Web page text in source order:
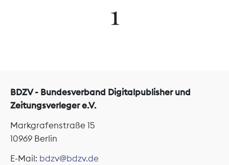
1
BDZV - Bundesverband Digitalpublisher und
Zeitungsverleger e.V.
Markgrafenstraße 15
10969 Berlin
E-Mail: bdzv@bdzv.de